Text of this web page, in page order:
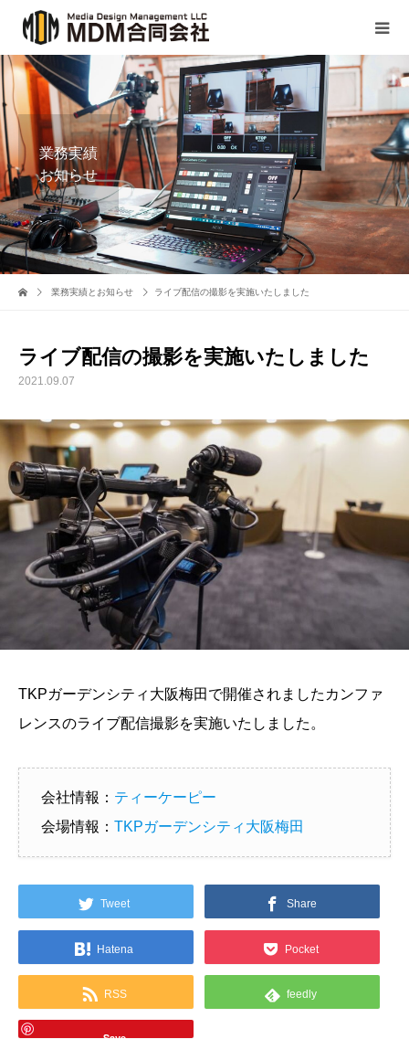
業務実績
お知らせ
業務実績とお知らせ ライブ配信の撮影を実施いたしました
ライブ配信の撮影を実施いたしました
2021.09.07
TKPガーデンシティ大阪梅田で開催されましたカンファ
レンスのライブ配信撮影を実施いたしました。
会社情報： ティーケーピー
会場情報： TKPガーデンシティ大阪梅田
Tweet Share
Hatena Pocket
RSS feedly
Save